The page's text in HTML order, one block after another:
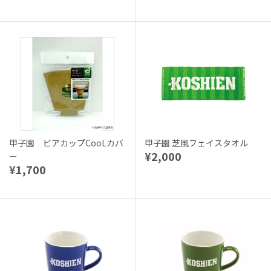
甲子園 ビアカップCooLカバ
ー
¥1,700
甲子園 芝風フェイスタオル
¥2,000